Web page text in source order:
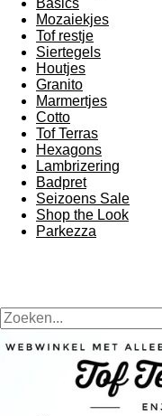
Basics
Mozaiekjes
Tof restje
Siertegels
Houtjes
Granito
Marmertjes
Cotto
Tof Terras
Hexagons
Lambrizering
Badpret
Seizoens Sale
Shop the Look
Parkezza